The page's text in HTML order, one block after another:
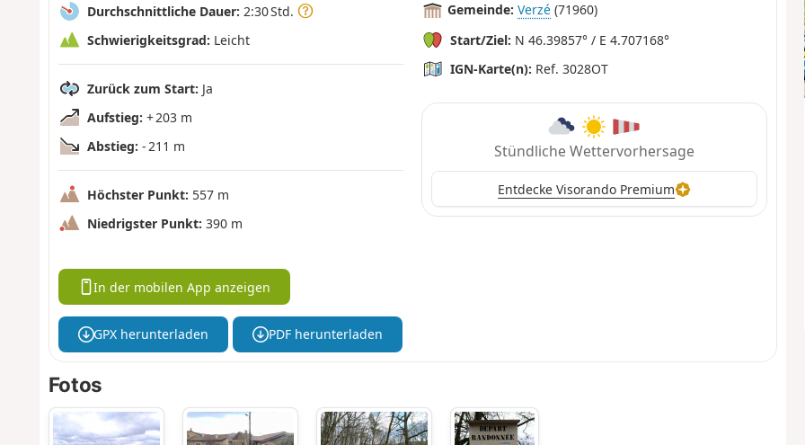
Durchschnittliche Dauer: 2:30 Std.
Schwierigkeitsgrad: Leicht
Zurück zum Start: Ja
Aufstieg: + 203 m
Abstieg: - 211 m
Höchster Punkt: 557 m
Niedrigster Punkt: 390 m
Gemeinde: Verzé (71960)
Start/Ziel: N 46.39857° / E 4.707168°
IGN-Karte(n): Ref. 3028OT
Stündliche Wettervorhersage
Entdecke Visorando Premium
In der mobilen App anzeigen
GPX herunterladen PDF herunterladen
Fotos